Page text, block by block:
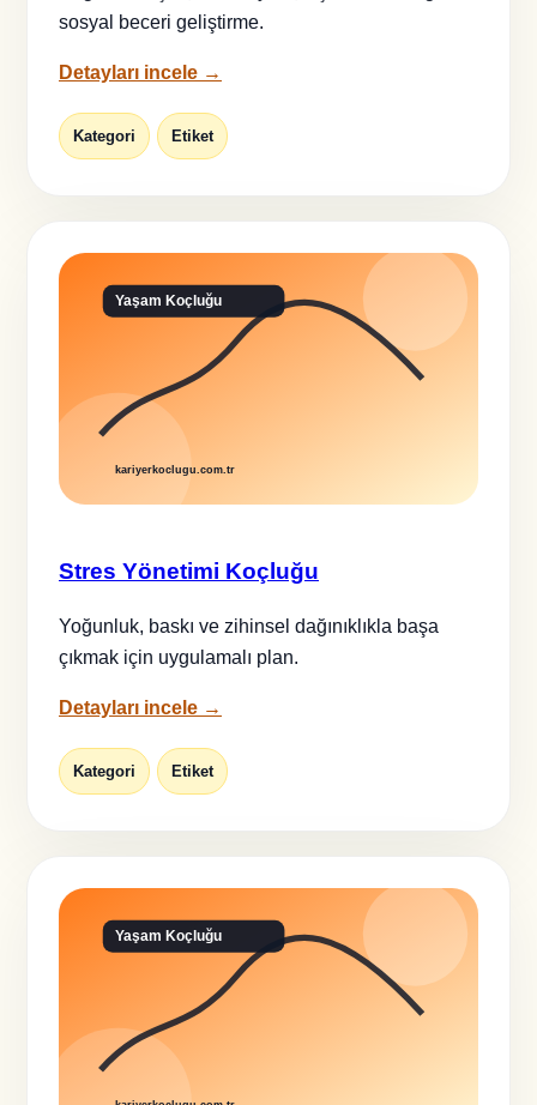
sosyal beceri geliştirme.
Detayları incele →
Kategori Etiket
Stres Yönetimi Koçluğu
Yoğunluk, baskı ve zihinsel dağınıklıkla başa
çıkmak için uygulamalı plan.
Detayları incele →
Kategori Etiket